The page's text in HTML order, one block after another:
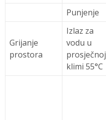
Punjenje
Grijanje
prostora
Izlaz za
vodu u
prosječnoj
klimi 55°C